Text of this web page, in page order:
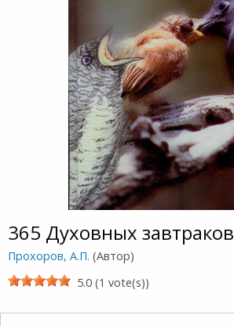
365 Духовных завтраков
Прохоров, А.П. (Автор)
5.0 (1 vote(s))